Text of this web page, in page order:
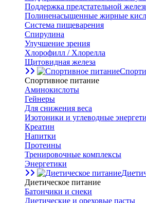
Поддержка предстательной
Полиненасыщенные жирные
Система пищеварения
Спирулина
Улучшение зрения
Хлорофилл / Хлорелла
Щитовидная железа
Спортивное питание
Аминокислоты
Гейнеры
Для снижения веса
Изотоники и углеводные
Креатин
Напитки
Протеины
Тренировочные комплексы
Энергетики
Диетическое питание
Батончики и снеки
Диетические и ореховые пасты